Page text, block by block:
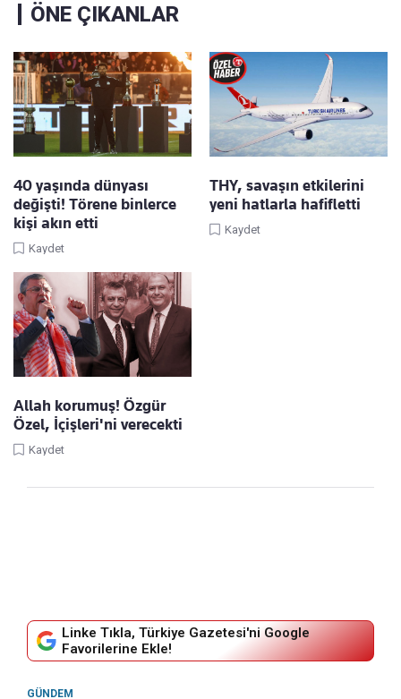
ÖNE ÇIKANLAR
40 yaşında dünyası
değişti! Törene binlerce
kişi akın etti
Kaydet
THY, savaşın etkilerini
yeni hatlarla hafifletti
Kaydet
Allah korumuş! Özgür
Özel, İçişleri'ni verecekti
Kaydet
Linke Tıkla, Türkiye Gazetesi'ni Google
Favorilerine Ekle!
GÜNDEM